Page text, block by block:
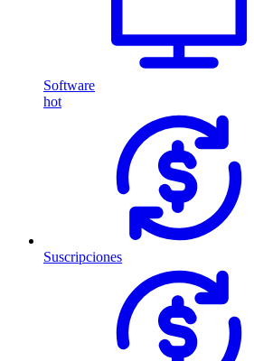
Software
hot
Suscripciones